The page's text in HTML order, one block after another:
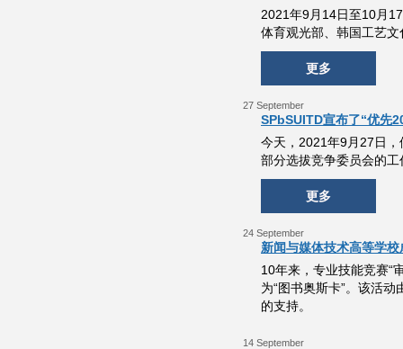
2021年9月14日至10月
体育观光部、韩国工艺
更多
27 September
SPbSUITD宣布了“优先
今天，2021年9月27日
部分选拔竞争委员会的工
更多
24 September
新闻与媒体技术高等学
10年来，专业技能竞赛“
为“图书奥斯卡”。该活
的支持。
14 September